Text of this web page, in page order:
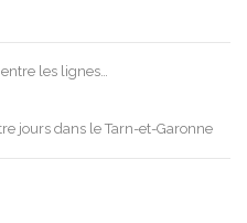
les lignes…
jours dans le Tarn-et-Garonne